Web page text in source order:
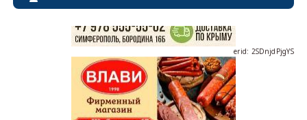
erid: 2SDnjdPjgYS